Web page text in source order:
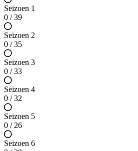
Seizoen 1
0 / 39
Seizoen 2
0 / 35
Seizoen 3
0 / 33
Seizoen 4
0 / 32
Seizoen 5
0 / 26
Seizoen 6